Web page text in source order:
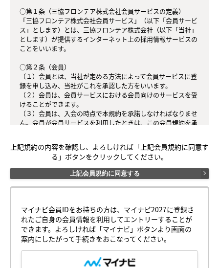
○第１条（三協フロンテア株式会社会員サービスの定義）
「三協フロンテア株式会社会員サービス」（以下「会員サービ
ス」とします）とは、三協フロンテア株式会社（以下「当社」
とします）が提供するインターネット上の採用情報サービスの
ことをいいます。
○第２条（会員）
（１）会員とは、当社が定める方法によって会員サービスに登
録を申し込み、当社がこれを承認した方をいいます。
（２）会員は、会員サービスにおける会員向けのサービスを受
けることができます。
（３）会員は、入会の時点で本規約を承諾しなければなりませ
ん。会員が会員サービスを利用したときは、この会員規約を承
○第３条（会員ＩＤ番号とパスワード）
（１）会員は、会員ＩＤ番号を付与され、パスワードを登録す
るものとします。ただし、第５条に抵触すると当社が判断した
場合は、会員ＩＤ番号を付与されないことがあります。
（２）会員は、会員ＩＤ番号およびパスワードを第三者に譲渡
（３）会員の会員ＩＤ番号およびパスワードの管理および使用
は会員の責任とし、これらの使用上の過誤または第三者による
不正使用等については、当社は一切の責任を負わないものとし
ます。
○第４条（会員サービス）
（１）会員サービスの提供期間は、2026年2月1日～2027年3月
上記規約の内容を確認し、よろしければ「上記会員規約に同意す
る」ボタンをクリックしてください。
上記会員規約に同意する
マイナビ会員IDをお持ちの方は、マイナビ2027に登録さ
れたご自身の会員情報を利用してエントリーすることが
できます。よろしければ「マイナビ」ボタンより画面の
案内にしたがって手続きをおこなってください。